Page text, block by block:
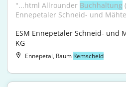
"...html Allrounder Buchhaltung
Ennepetaler Schneid- und
ESM Ennepetaler Schneid- und
KG
Ennepetal, Raum Remscheid